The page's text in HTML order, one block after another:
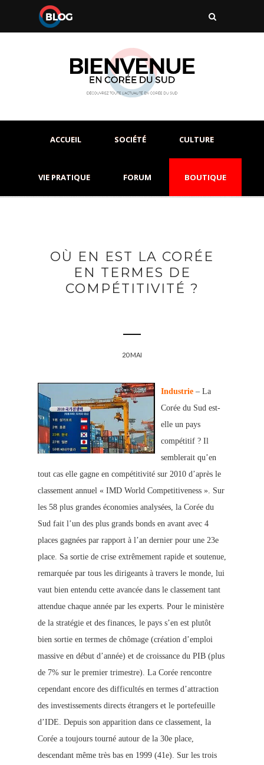
ACCUEIL SOCIÉTÉ CULTURE
VIE PRATIQUE FORUM BOUTIQUE
OÙ EN EST LA CORÉE
EN TERMES DE
COMPÉTITIVITÉ ?
20 MAI
Industrie – La
Corée du Sud est-
elle un pays
compétitif ? Il
semblerait qu’en
tout cas elle gagne en compétitivité sur 2010 d’après le
classement annuel « IMD World Competitiveness ». Sur
les 58 plus grandes économies analysées, la Corée du
Sud fait l’un des plus grands bonds en avant avec 4
places gagnées par rapport à l’an dernier pour une 23e
place. Sa sortie de crise extrêmement rapide et soutenue,
remarquée par tous les dirigeants à travers le monde, lui
vaut bien entendu cette avancée dans le classement tant
attendue chaque année par les experts. Pour le ministère
de la stratégie et des finances, le pays s’en est plutôt
bien sortie en termes de chômage (création d’emploi
massive en début d’année) et de croissance du PIB (plus
de 7% sur le premier trimestre). La Corée rencontre
cependant encore des difficultés en termes d’attraction
des investissements directs étrangers et le portefeuille
d’IDE. Depuis son apparition dans ce classement, la
Corée a toujours tourné autour de la 30e place,
descendant même très bas en 1999 (41e). Sur les trois